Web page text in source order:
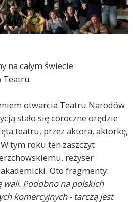
na całym świecie
Teatru.
otwarcia Teatru Narodów
stało się coroczne orędzie
teatru, przez aktora, aktorkę,
tym roku ten zaszczyt
reżyser
Oto fragmenty:
wali. Podobno na polskich
komercyjnych - tarczą jest